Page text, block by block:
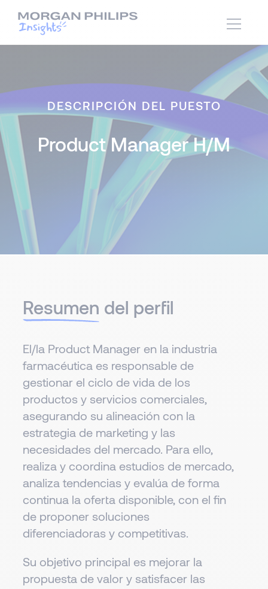
DESCRIPCIÓN DEL PUESTO
Product Manager H/M
Resumen del perfil
El/la Product Manager en la industria
farmacéutica es responsable de
gestionar el ciclo de vida de los
productos y servicios comerciales,
asegurando su alineación con la
estrategia de marketing y las
necesidades del mercado. Para ello,
realiza y coordina estudios de mercado,
analiza tendencias y evalúa de forma
continua la oferta disponible, con el fin
de proponer soluciones
diferenciadoras y competitivas.
Su objetivo principal es mejorar la
propuesta de valor y satisfacer las